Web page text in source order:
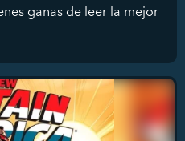
ganas de leer la mejor